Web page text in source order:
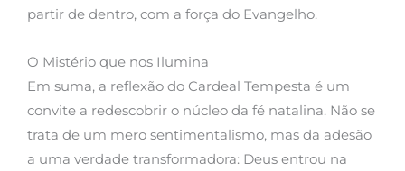
partir de dentro, com a força do Evangelho.
O Mistério que nos Ilumina
Em suma, a reflexão do Cardeal Tempesta é um
convite a redescobrir o núcleo da fé natalina. Não se
trata de um mero sentimentalismo, mas da adesão
a uma verdade transformadora: Deus entrou na